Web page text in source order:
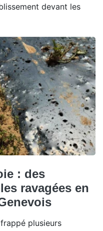
devant les
: des
ravagées en
plusieurs